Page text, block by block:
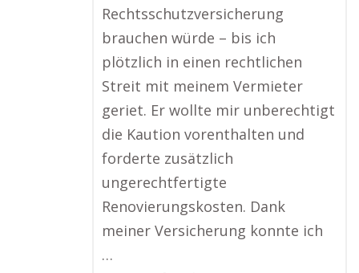
Rechtsschutzversicherung
brauchen würde – bis ich
plötzlich in einen rechtlichen
Streit mit meinem Vermieter
geriet. Er wollte mir unberechtigt
die Kaution vorenthalten und
forderte zusätzlich
ungerechtfertigte
Renovierungskosten. Dank
meiner Versicherung konnte ich
…